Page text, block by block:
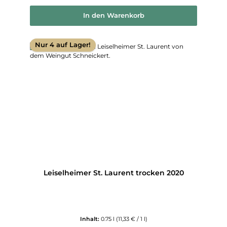
In den Warenkorb
Nur 4 auf Lager!
Leiselheimer St. Laurent trocken 2020
Inhalt: 0.75 l (11,33 € / 1 l)